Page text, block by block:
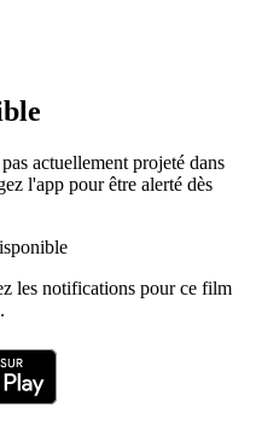
actuellement projeté dans
l'app pour être alerté dès
les notifications pour ce film